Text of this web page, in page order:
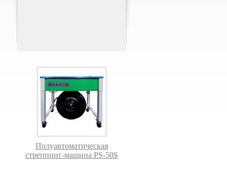
Полуавтоматическая
стреппинг-машина PS-50S